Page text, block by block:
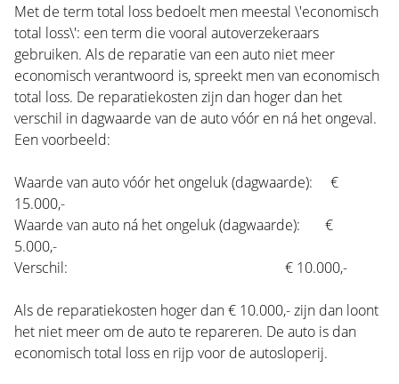
Met de term total loss bedoelt men meestal \'economisch
total loss\': een term die vooral autoverzekeraars
gebruiken. Als de reparatie van een auto niet meer
economisch verantwoord is, spreekt men van economisch
total loss. De reparatiekosten zijn dan hoger dan het
verschil in dagwaarde van de auto vóór en ná het ongeval.
Een voorbeeld:
Waarde van auto vóór het ongeluk (dagwaarde): €
15.000,-
Waarde van auto ná het ongeluk (dagwaarde): €
5.000,-
Verschil: € 10.000,-
Als de reparatiekosten hoger dan € 10.000,- zijn dan loont
het niet meer om de auto te repareren. De auto is dan
economisch total loss en rijp voor de autosloperij.